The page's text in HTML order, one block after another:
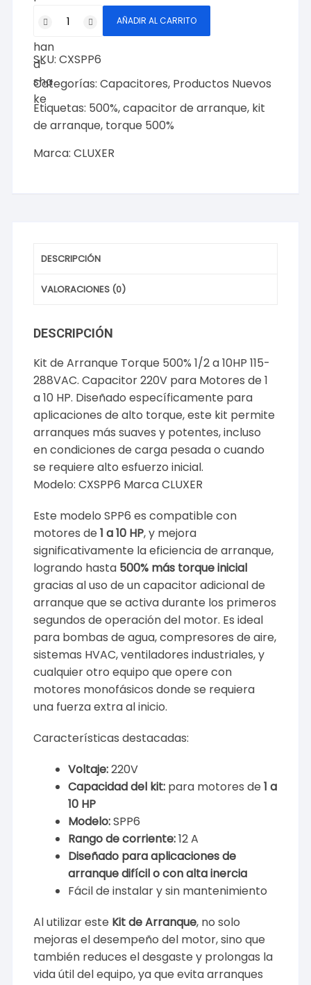
de
Arranque
Torque
500%
1/2
a
10HP
AÑADIR AL CARRITO
SKU:CXSPP6
Categorías:Capacitores, Productos Nuevos
Etiquetas: 500%,capacitor de arranque, kit
de arranque, torque 500%
Marca:CLUXER
DESCRIPCIÓN
VALORACIONES (0)
DESCRIPCIÓN
Kit de Arranque Torque 500% 1/2 a 10HP 115-
288VAC. Capacitor 220V para Motores de 1
a 10 HP. Diseñado específicamente para
aplicaciones de alto torque, este kit permite
arranques más suaves y potentes, incluso
en condiciones de carga pesada o cuando
se requiere alto esfuerzo inicial.
Modelo: CXSPP6 Marca CLUXER
Este modelo SPP6 es compatible con
motores de1 a 10 HP, y mejora
significativamente la eficiencia de arranque,
logrando hasta 500% más torque inicial
gracias al uso de un capacitor adicional de
arranque que se activa durante los primeros
segundos de operación del motor. Es ideal
para bombas de agua, compresores de aire,
sistemas HVAC, ventiladores industriales, y
cualquier otro equipo que opere con
motores monofásicos donde se requiera
una fuerza extra al inicio.
Características destacadas:
Voltaje:220V
Capacidad del kit: para motores de1 a
10 HP
Modelo:SPP6
Rango de corriente:12 A
Diseñado para aplicaciones de
arranque difícil o con alta inercia
Fácil de instalar y sin mantenimiento
Al utilizar este Kit de Arranque, no solo
mejoras el desempeño del motor, sino que
también reduces el desgaste y prolongas la
vida útil del equipo, ya que evita arranques